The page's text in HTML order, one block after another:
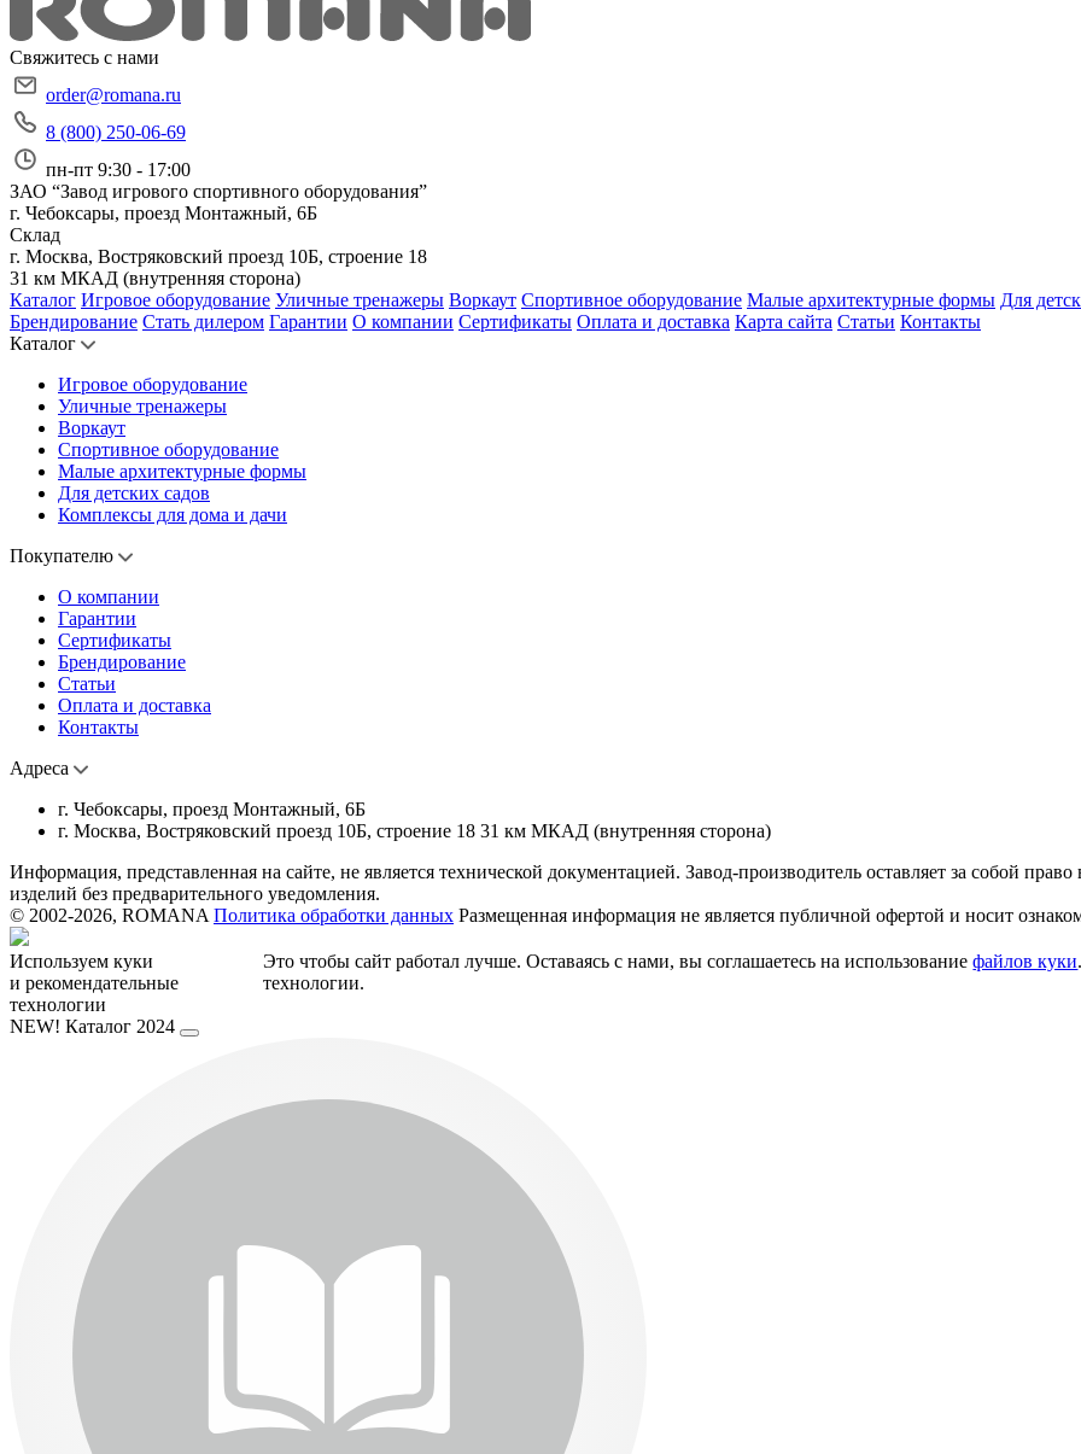
Свяжитесь с нами
order@romana.ru
8 (800) 250-06-69
пн-пт 9:30 - 17:00
ЗАО “Завод игрового спортивного оборудования”
г. Чебоксары, проезд Монтажный, 6Б
Склад
г. Москва, Востряковский проезд 10Б, строение 18
31 км МКАД (внутренняя сторона)
Каталог Игровое оборудование Уличные тренажеры Воркаут Спортивное оборудование Малые архитектурные формы Для
Брендирование Стать дилером Гарантии О компании Сертификаты Оплата и доставка Карта сайта Статьи Контакты
Каталог
Игровое оборудование
Уличные тренажеры
Воркаут
Спортивное оборудование
Малые архитектурные формы
Для детских садов
Комплексы для дома и дачи
Покупателю
О компании
Гарантии
Сертификаты
Брендирование
Статьи
Оплата и доставка
Контакты
Адреса
г. Чебоксары, проезд Монтажный, 6Б
г. Москва, Востряковский проезд 10Б, строение 18 31 км МКАД (внутренняя сторона)
Информация, представленная на сайте, не является технической документацией. Завод-производитель оставляет за собой
изделий без предварительного уведомления.
© 2002-2026, ROMANA Политика обработки данных Размещенная информация не является публичной офертой и носит
Используем куки
и рекомендательные
технологии
Это чтобы сайт работал лучше. Оставаясь с нами, вы соглашаетесь на использованиефайлов куки
технологии.
NEW! Каталог 2024